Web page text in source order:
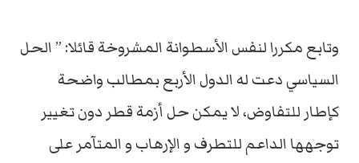
وتابع مكررا لنفس الأسطوانة المشروخة قائلا: ” الحل
السياسي دعت له الدول الأربع بمطالب واضحة
كإطار للتفاوض، لا يمكن حل أزمة قطر دون تغيير
توجهها الداعم للتطرف و الإرهاب و المتآمر على